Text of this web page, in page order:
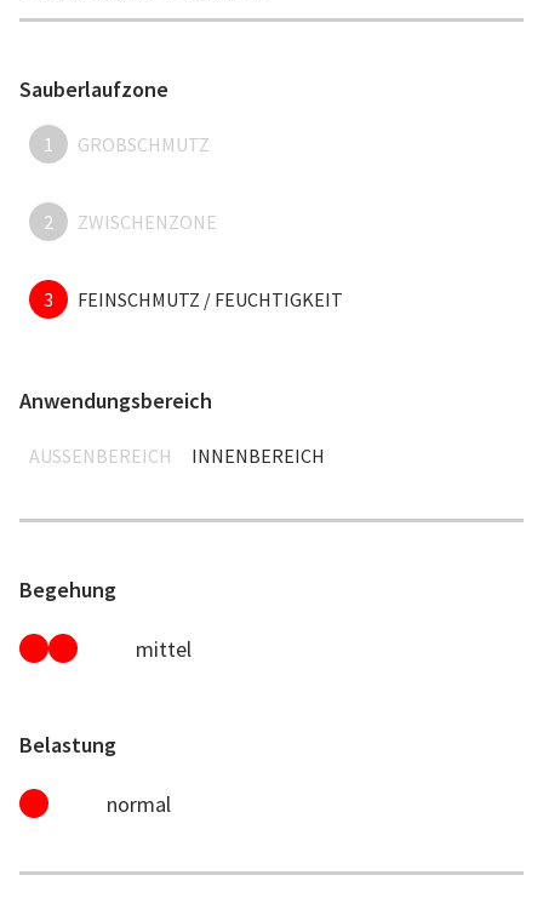
Sauberlaufzone
1 GROBSCHMUTZ
2 ZWISCHENZONE
3 FEINSCHMUTZ / FEUCHTIGKEIT
Anwendungsbereich
AUSSENBEREICH INNENBEREICH
Begehung
mittel
Belastung
normal